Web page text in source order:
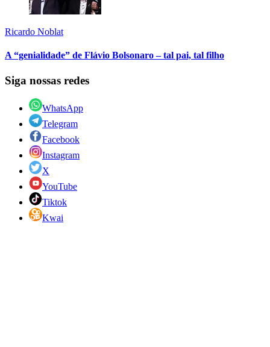
Ricardo Noblat
A “genialidade” de Flávio Bolsonaro – tal pai, tal filho
Siga nossas redes
WhatsApp
Telegram
Facebook
Instagram
X
YouTube
Tiktok
Kwai